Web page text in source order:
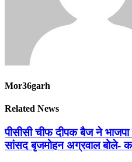
Mor36garh
Related News
पीसीसी चीफ दीपक बैज ने
सांसद बृजमोहन अग्रवाल बोले-